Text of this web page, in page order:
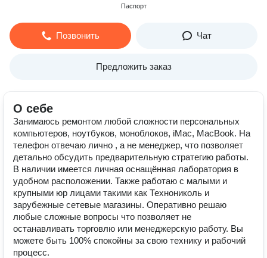
Паспорт
Позвонить Чат
Предложить заказ
О себе
Занимаюсь ремонтом любой сложности персональных
компьютеров, ноутбуков, моноблоков, iMac, MacBook. На
телефон отвечаю лично , а не менеджер, что позволяет
детально обсудить предварительную стратегию работы.
В наличии имеется личная оснащённая лаборатория в
удобном расположении. Также работаю с малыми и
крупными юр лицами такими как Технониколь и
зарубежные сетевые магазины. Оперативно решаю
любые сложные вопросы что позволяет не
останавливать торговлю или менеджерскую работу. Вы
можете быть 100% спокойны за свою технику и рабочий
процесс.